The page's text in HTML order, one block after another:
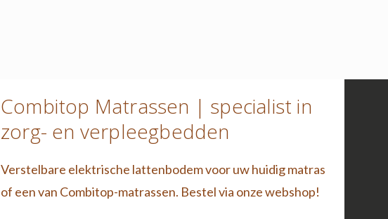
Combitop Matrassen | specialist in
zorg- en verpleegbedden
Verstelbare elektrische lattenbodem voor uw huidig matras
of een van Combitop-matrassen. Bestel via onze webshop!